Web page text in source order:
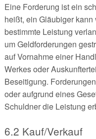
Eine Forderung ist ein
heißt, ein Gläubiger
bestimmte Leistung
um Geldforderungen
auf Vornahme einer
Werkes oder
Beseitigung.
oder aufgrund eines
Schuldner die Leistung
6.2 Kauf/Verkauf